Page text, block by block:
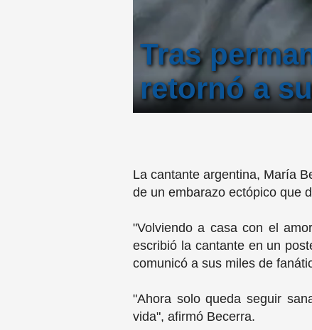
Tras
retornó a
La cantante argentina, María
de un embarazo ectópico que
"Volviendo a casa con el
escribió la cantante en un
comunicó a sus miles de
"Ahora solo queda seguir
vida", afirmó Becerra.